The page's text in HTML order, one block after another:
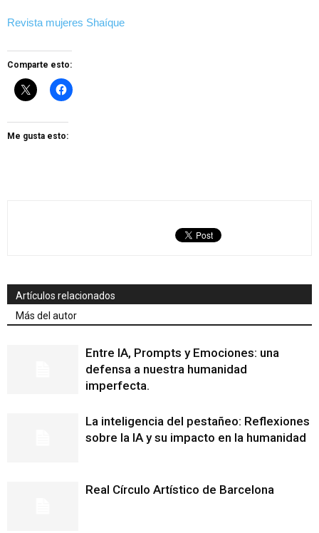
Revista mujeres Shaíque
Comparte esto:
Me gusta esto:
Artículos relacionados
Más del autor
Entre IA, Prompts y Emociones: una
defensa a nuestra humanidad
imperfecta.
La inteligencia del pestañeo: Reflexiones
sobre la IA y su impacto en la humanidad
Real Círculo Artístico de Barcelona